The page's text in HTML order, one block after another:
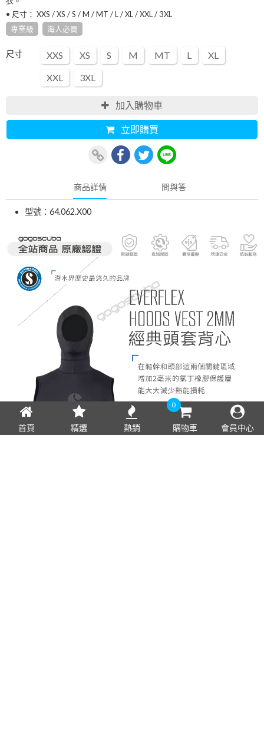
首頁 精選 熱銷
0
購物車 會員中心
• 尺寸： XXS / XS / S / M / MT / L / XL / XXL / 3XL
專業級
海人必買
尺寸 XXS XS S M MT L
XL
XXL
3XL
加入購物車
立即購買
商品詳情 問與答
型號：64.062.X00